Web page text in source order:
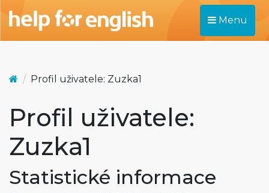
Menu
Profil uživatele: Zuzka1
Profil uživatele:
Zuzka1
Statistické informace